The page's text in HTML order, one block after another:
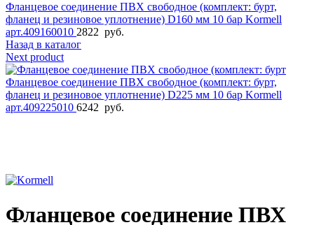
Фланцевое соединение ПВХ свободное (комплект: бурт,
фланец и резиновое уплотнение) D160 мм 10 бар Kormell
арт.409160010 2822 руб.
Назад в каталог
Next product
Фланцевое соединение ПВХ свободное (комплект: бурт,
фланец и резиновое уплотнение) D225 мм 10 бар Kormell
арт.409225010 6242 руб.
Фланцевое соединение ПВХ